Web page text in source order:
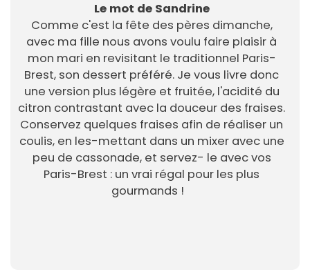
Le mot de Sandrine
Comme c'est la fête des pères dimanche,
avec ma fille nous avons voulu faire plaisir à
mon mari en revisitant le traditionnel Paris-
Brest, son dessert préféré. Je vous livre donc
une version plus légère et fruitée, l'acidité du
citron contrastant avec la douceur des fraises.
Conservez quelques fraises afin de réaliser un
coulis, en les-mettant dans un mixer avec une
peu de cassonade, et servez- le avec vos
Paris-Brest : un vrai régal pour les plus
gourmands !